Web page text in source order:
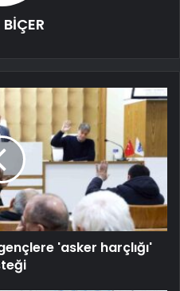
'asker harçlığı'